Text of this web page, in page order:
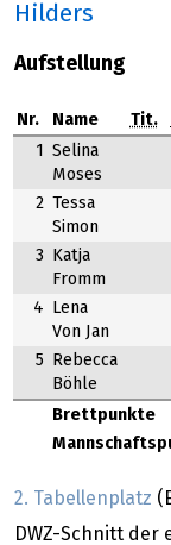
Hilders
Aufstellung
Nr. Name Tit.
Brettpunkte
1
Selina
Moses
2
Tessa
Simon
3
Katja
Fromm
4
Lena
Von Jan
5
Rebecca
Böhle
2. Tabellenplatz
DWZ-Schnitt der